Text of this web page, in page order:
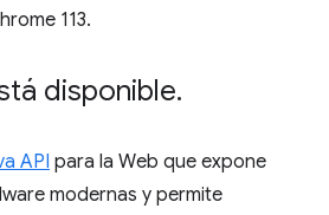
113.
disponible.
API para la Web que expone
modernas y permite